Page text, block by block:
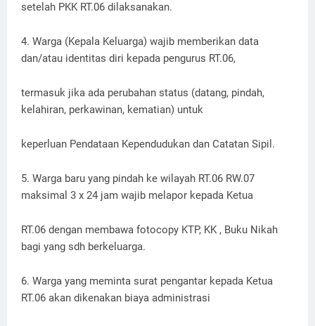
setelah PKK RT.06 dilaksanakan.
4. Warga (Kepala Keluarga) wajib memberikan data
dan/atau identitas diri kepada pengurus RT.06,
termasuk jika ada perubahan status (datang, pindah,
kelahiran, perkawinan, kematian) untuk
keperluan Pendataan Kependudukan dan Catatan Sipil.
5. Warga baru yang pindah ke wilayah RT.06 RW.07
maksimal 3 x 24 jam wajib melapor kepada Ketua
RT.06 dengan membawa fotocopy KTP, KK , Buku Nikah
bagi yang sdh berkeluarga.
6. Warga yang meminta surat pengantar kepada Ketua
RT.06 akan dikenakan biaya administrasi